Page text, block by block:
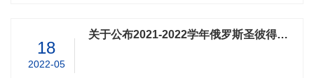
18
2022-05
关于公布2021-2022学年俄罗斯圣彼得堡彼得大帝理工大学线上暑期课程项目录取名单的通知